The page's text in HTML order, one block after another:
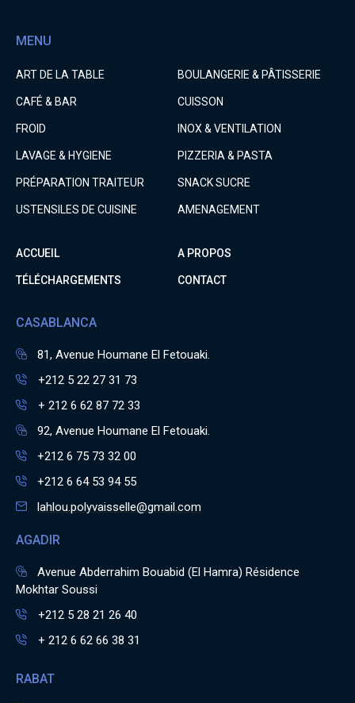
MENU
ART DE LA TABLE BOULANGERIE & PÂTISSERIE
CAFÉ & BAR CUISSON
FROID INOX & VENTILATION
LAVAGE & HYGIENE PIZZERIA & PASTA
PRÉPARATION TRAITEUR SNACK SUCRE
USTENSILES DE CUISINE AMENAGEMENT
ACCUEIL A PROPOS
TÉLÉCHARGEMENTS CONTACT
CASABLANCA
81, Avenue Houmane El Fetouaki.
+212 5 22 27 31 73
+ 212 6 62 87 72 33
92, Avenue Houmane El Fetouaki.
+212 6 75 73 32 00
+212 6 64 53 94 55
lahlou.polyvaisselle@gmail.com
AGADIR
Avenue Abderrahim Bouabid (El Hamra) Résidence
Mokhtar Soussi
+212 5 28 21 26 40
+ 212 6 62 66 38 31
RABAT